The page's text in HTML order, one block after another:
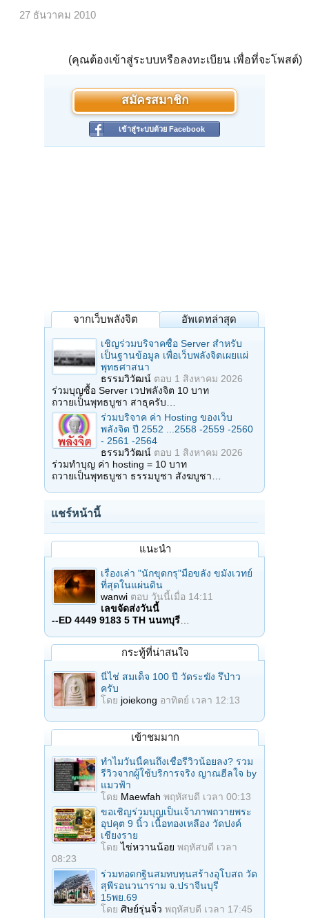
27 ธันวาคม 2010
(คุณต้องเข้าสู่ระบบหรือลงทะเบียน เพื่อที่จะโพสต์)
สมัครสมาชิก
เข้าสู่ระบบด้วย Facebook
จากเว็บพลังจิต อัพเดทล่าสุด
เชิญร่วมบริจาคซื้อ Server สำหรับ
เป็นฐานข้อมูล เพื่อเว็บพลังจิตเผยแผ่
พุทธศาสนา
ธรรมวิวัฒน์ ตอบ 1 สิงหาคม 2026
ร่วมบุญซื้อ Server เวปพลังจิต 10 บาท
ถวายเป็นพุทธบูชา สาธุครับ…
ร่วมบริจาค ค่า Hosting ของเว็บ
พลังจิต ปี 2552 ...2558 -2559 -2560
- 2561 -2564
ธรรมวิวัฒน์ ตอบ 1 สิงหาคม 2026
ร่วมทำบุญ ค่า hosting = 10 บาท
ถวายเป็นพุทธบูชา ธรรมบูชา สังฆบูชา…
แชร์หน้านี้
แนะนำ
เรื่องเล่า "นักขุดกรุ"มือขลัง ขมังเวทย์
ที่สุดในแผ่นดิน
wanwi ตอบ วันนี้เมื่อ 14:11
เลขจัดส่งวันนี้
--ED 4449 9183 5 TH นนทบุรี
กระทู้ที่น่าสนใจ
นี่ไช่ สมเด็จ 100 ปี วัดระฆัง รึป่าว
ครับ
โดย joiekong อาทิตย์ เวลา 12:13
เข้าชมมาก
ทำไมวันนี้คนถึงเชื่อรีวิวน้อยลง? รวม
รีวิวจากผู้ใช้บริการจริง ญาณฮีลใจ by
แมวฟ้า
โดย Maewfah พฤหัสบดี เวลา 00:13
ขอเชิญร่วมบุญเป็นเจ้าภาพถวายพระ
อุปคุต 9 นิ้ว เนื้อทองเหลือง วัดปงค์
เชียงราย
โดยไข่หวานน้อย พฤหัสบดี เวลา
08:23
ร่วมทอดกฐินสมทบทุนสร้างอุโบสถ วัด
สุพีรอนวนาราม จ.ปราจีนบุรี
15พย.69
โดย ศิษย์รุ่นจิ๋ว พฤหัสบดี เวลา 17:45